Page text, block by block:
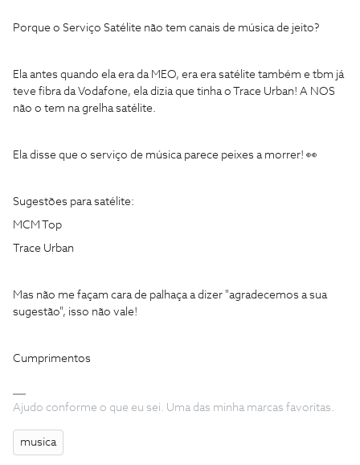
Porque o Serviço Satélite não tem canais de música de jeito?
Ela antes quando ela era da MEO, era era satélite também e tbm já
teve fibra da Vodafone, ela dizia que tinha o Trace Urban! A NOS
não o tem na grelha satélite.
Ela disse que o serviço de música parece peixes a morrer! 👀
Sugestões para satélite:
MCM Top
Trace Urban
Mas não me façam cara de palhaça a dizer "agradecemos a sua
sugestão", isso não vale!
Cumprimentos
Ajudo conforme o que eu sei. Uma das minha marcas favoritas.
musica